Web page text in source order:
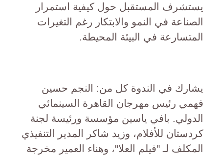
يستشرف المستقبل حول كيفية استمرار
الصناعة في النمو والابتكار رغم التغيرات
المتسارعة في البيئة المحيطة.
يشارك في الندوة كل من: النجم حسين
فهمي رئيس مهرجان القاهرة السينمائي
الدولي. بافي ياسين مؤسسة ورئيسة لجنة
كردستان للأفلام، وزيد شاكر المدير التنفيذي
المكلف لـ "فيلم العلا"، وهناء العمير مخرجة